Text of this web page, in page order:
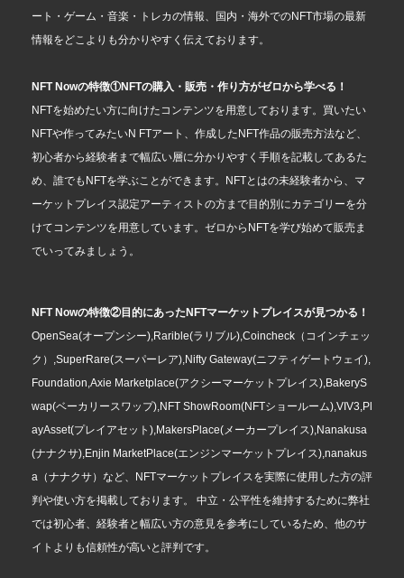
ート・ゲーム・音楽・トレカの情報、国内・海外でのNFT市場の最新
情報をどこよりも分かりやすく伝えております。
NFT Nowの特徴①NFTの購入・販売・作り方がゼロから学べる！
NFTを始めたい方に向けたコンテンツを用意しております。買いたい
NFTや作ってみたいN FTアート、作成したNFT作品の販売方法など、
初心者から経験者まで幅広い層に分かりやすく手順を記載してあるた
め、誰でもNFTを学ぶことができます。NFTとはの未経験者から、マ
ーケットプレイス認定アーティストの方まで目的別にカテゴリーを分
けてコンテンツを用意しています。ゼロからNFTを学び始めて販売ま
でいってみましょう。
NFT Nowの特徴②目的にあったNFTマーケットプレイスが見つかる！
OpenSea(オープンシー),Rarible(ラリブル),Coincheck（コインチェッ
ク）,SuperRare(スーパーレア),Nifty Gateway(ニフティゲートウェイ),
Foundation,Axie Marketplace(アクシーマーケットプレイス),BakeryS
wap(ベーカリースワップ),NFT ShowRoom(NFTショールーム),VIV3,Pl
ayAsset(プレイアセット),MakersPlace(メーカープレイス),Nanakusa
(ナナクサ),Enjin MarketPlace(エンジンマーケットプレイス),nanakus
a（ナナクサ）など、NFTマーケットプレイスを実際に使用した方の評
判や使い方を掲載しております。 中立・公平性を維持するために弊社
では初心者、経験者と幅広い方の意見を参考にしているため、他のサ
イトよりも信頼性が高いと評判です。